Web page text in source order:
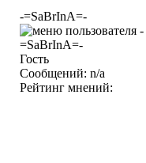
-=SaBrInA=-
Гость
Сообщений: n/a
Рейтинг мнений: